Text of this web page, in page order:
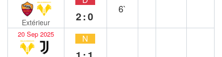
Extérieur 2:0
6`
20 Sep 2025 N